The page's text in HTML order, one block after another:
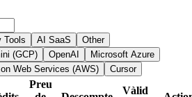
Tools AI SaaS
Other
(GCP) OpenAI
Microsoft Azure
Web Services (AWS) Cursor
Preu
Vàlid